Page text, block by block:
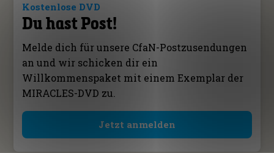
Kostenlose DVD
Du hast Post!
Melde dich für unsere CfaN-Postzusendungen
an und wir schicken dir ein
Willkommenspaket mit einem Exemplar der
MIRACLES-DVD zu.
Jetzt anmelden